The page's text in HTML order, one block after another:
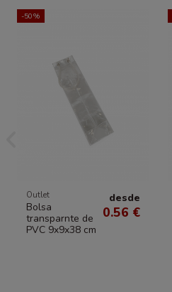
-50%
Outlet
Bolsa
transparnte de
PVC 9x9x38 cm
desde
0.56 €